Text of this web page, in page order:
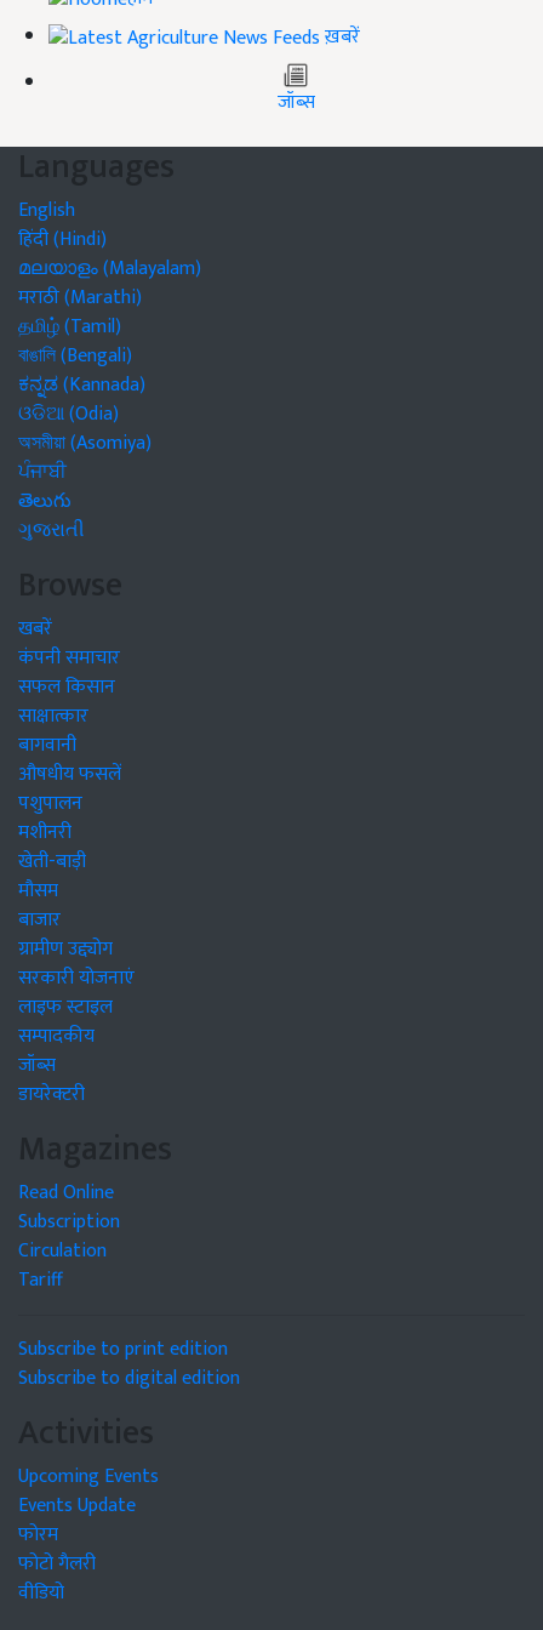
ख़बरें
जॉब्स
Languages
English
हिंदी (Hindi)
മലയാളം (Malayalam)
मराठी (Marathi)
தமிழ் (Tamil)
বাঙালি (Bengali)
ಕನ್ನಡ (Kannada)
ଓଡିଆ (Odia)
অসমীয়া (Asomiya)
ਪੰਜਾਬੀ
తెలుగు
ગુજરાતી
Browse
खबरें
कंपनी समाचार
सफल किसान
साक्षात्कार
बागवानी
औषधीय फसलें
पशुपालन
मशीनरी
खेती-बाड़ी
मौसम
बाजार
ग्रामीण उद्द्योग
सरकारी योजनाएं
लाइफ स्टाइल
सम्पादकीय
जॉब्स
डायरेक्टरी
Magazines
Read Online
Subscription
Circulation
Tariff
Subscribe to print edition
Subscribe to digital edition
Activities
Upcoming Events
Events Update
फोरम
फोटो गैलरी
वीडियो